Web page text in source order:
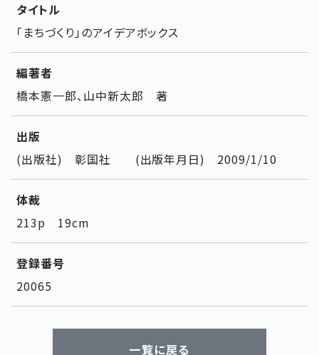
タイトル
「まちづくり」のアイデアボックス
編著者
橋本憲一郎、山中新太郎 著
出版
(出版社) 彰国社 (出版年月日) 2009/1/10
体裁
213p 19cm
登録番号
20065
一覧に戻る